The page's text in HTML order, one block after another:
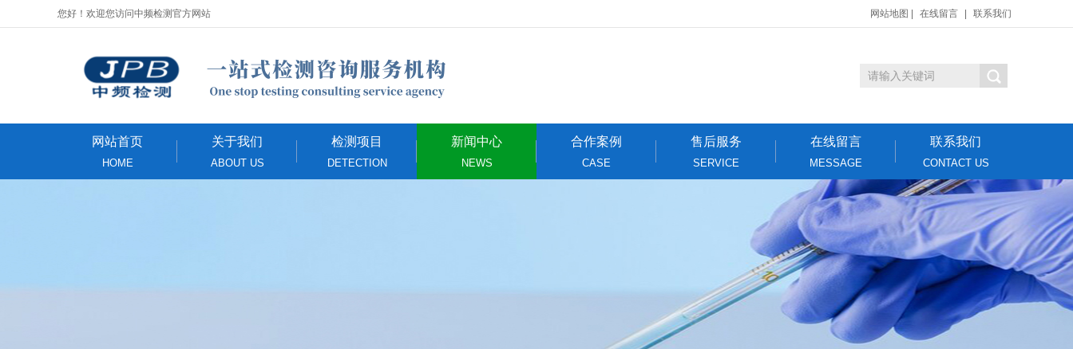
您好！欢迎您访问中频检测官方网站 网站地图 在线留言 联系我们
网站首页
HOME
关于我们
ABOUT US
检测项目
DETECTION
新闻中心
NEWS
合作案例
CASE
售后服务
SERVICE
在线留言
MESSAGE
联系我们
CONTACT US